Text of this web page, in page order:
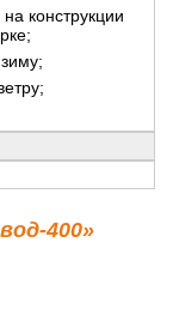
конструкции
400»